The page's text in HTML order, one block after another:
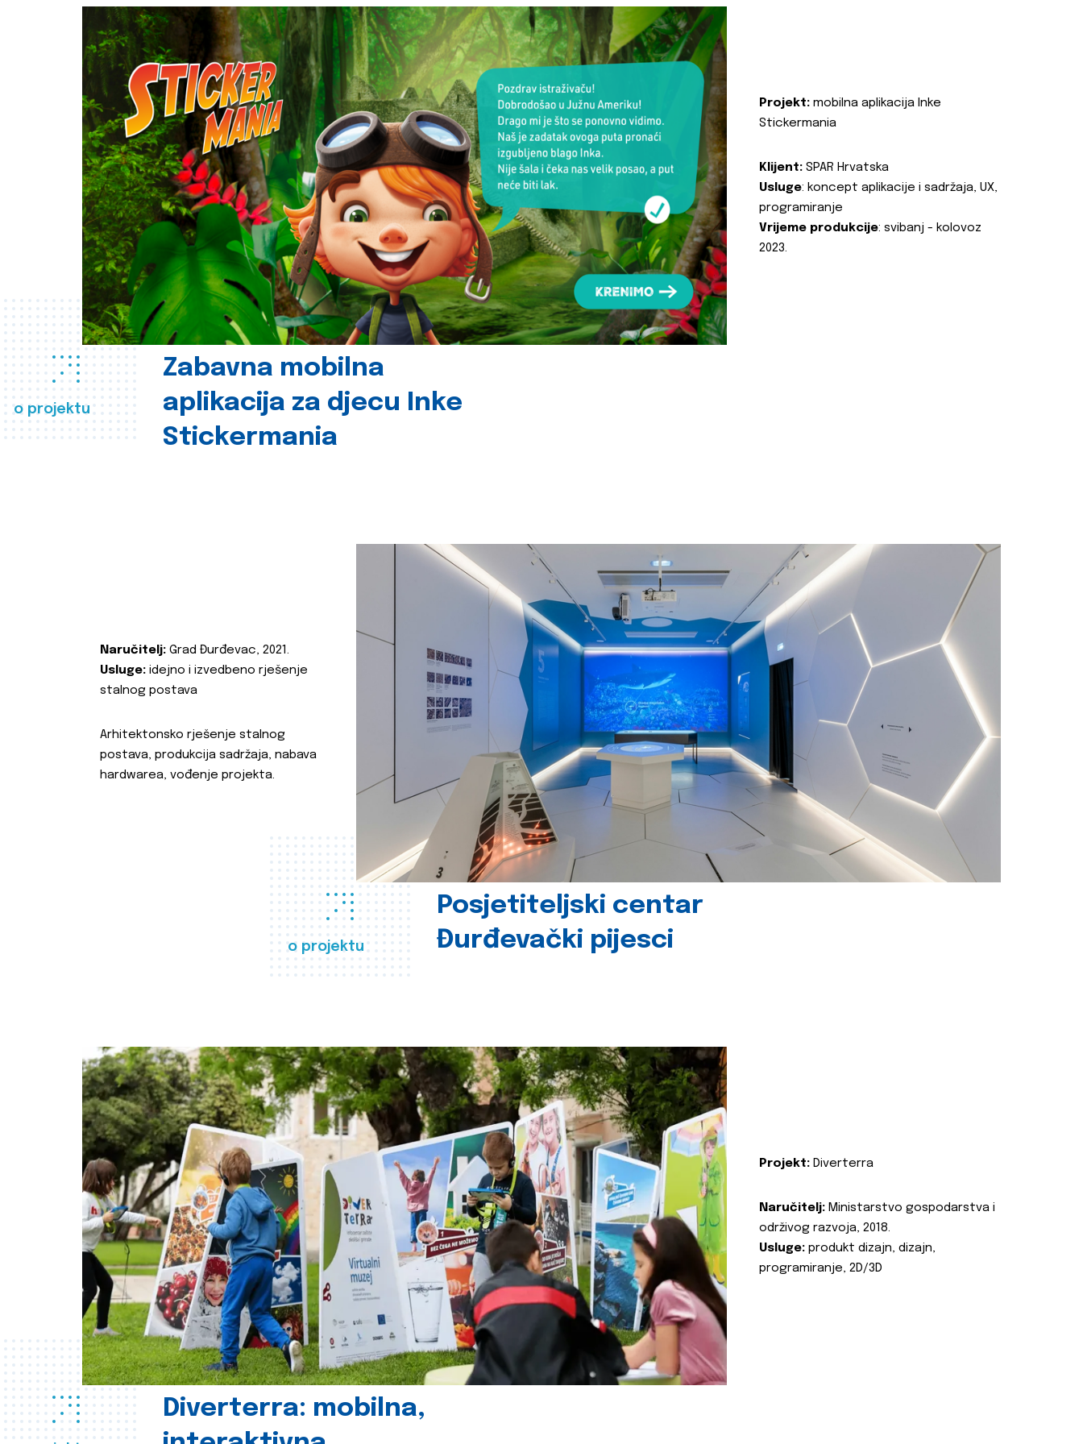
o projektu
Zabavna mobilna
aplikacija za djecu Inke
Stickermania
Projekt: mobilna aplikacija Inke
Stickermania
Klijent: SPAR Hrvatska
Usluge: koncept aplikacije i sadržaja, UX,
programiranje
Vrijeme produkcije: svibanj - kolovoz
2023.
o projektu
Posjetiteljski centar
Đurđevački pijesci
Naručitelj: Grad Đurđevac, 2021.
Usluge: idejno i izvedbeno rješenje
stalnog postava
Arhitektonsko rješenje stalnog
postava, produkcija sadržaja, nabava
hardwarea, vođenje projekta.
Diverterra: mobilna,
Projekt: Diverterra
Naručitelj: Ministarstvo gospodarstva i
održivog razvoja, 2018.
Usluge: produkt dizajn, dizajn,
programiranje, 2D/3D